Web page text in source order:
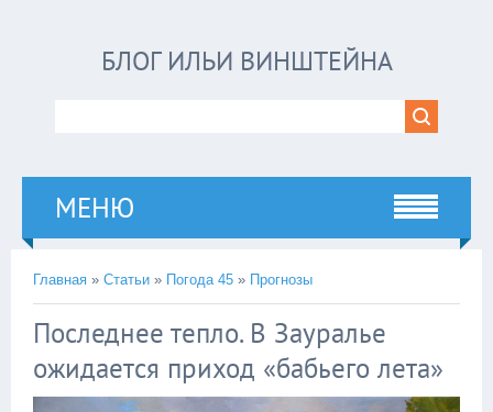
БЛОГ ИЛЬИ ВИНШТЕЙНА
МЕНЮ
Главная » Статьи » Погода 45 » Прогнозы
Последнее тепло. В Зауралье
ожидается приход «бабьего лета»